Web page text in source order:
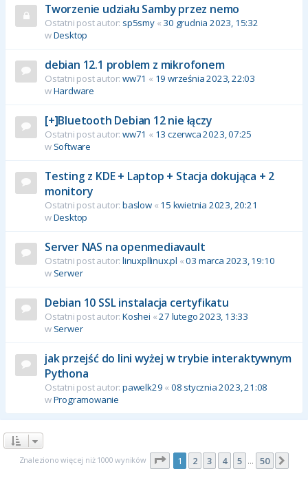
Tworzenie udziału Samby przez nemo
Ostatni post autor: sp5smy« 30 grudnia 2023, 15:32
wDesktop
debian 12.1 problem z mikrofonem
Ostatni post autor: ww71 « 19 września 2023, 22:03
wHardware
[+]Bluetooth Debian 12 nie łączy
Ostatni post autor: ww71 « 13 czerwca 2023, 07:25
w Software
Testing z KDE + Laptop + Stacja dokująca + 2
monitory
Ostatni post autor: baslow« 15 kwietnia 2023, 20:21
wDesktop
Server NAS na openmediavault
Ostatni post autor: linuxpllinux.pl «03 marca 2023, 19:10
w Serwer
Debian 10 SSL instalacja certyfikatu
Ostatni post autor: Koshei «27 lutego 2023, 13:33
w Serwer
jak przejść do lini wyżej w trybie interaktywnym
Pythona
Ostatni post autor: pawelk29 « 08 stycznia 2023, 21:08
wProgramowanie
Znaleziono więcej niż 1000 wyników Strona z50
1 2 3 4 5 … 50